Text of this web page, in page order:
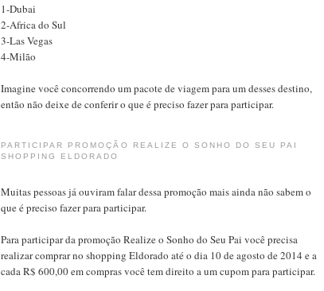
1-Dubai
2-Africa do Sul
3-Las Vegas
4-Milão
Imagine você concorrendo um pacote de viagem para um desses destino,
então não deixe de conferir o que é preciso fazer para participar.
PARTICIPAR PROMOÇÃO REALIZE O SONHO DO SEU PAI
SHOPPING ELDORADO
Muitas pessoas já ouviram falar dessa promoção mais ainda não sabem o
que é preciso fazer para participar.
Para participar da promoção Realize o Sonho do Seu Pai você precisa
realizar comprar no shopping Eldorado até o dia 10 de agosto de 2014 e a
cada R$ 600,00 em compras você tem direito a um cupom para participar.